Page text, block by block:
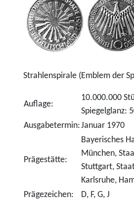
Strahlenspirale (Emblem der
Auflage:
10.000.000
Spiegelglanz:
Ausgabetermin:Januar 1970
Prägestätte:
Bayerisches
München,
Stuttgart,
Karlsruhe,
Prägezeichen:
D, F, G, J